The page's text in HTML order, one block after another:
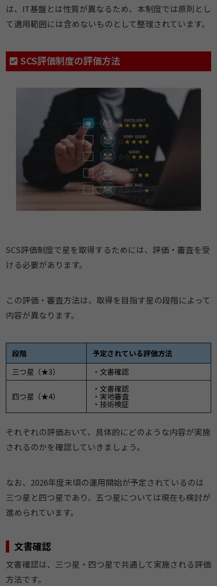
は、IT基盤とは性質が異なるため、本制度では原則とし
て適用範囲には含めないものとして整理されています。
SCS評価制度の評価方法
SCS評価制度で星を取得するためには、評価・審査を受
ける必要があります。
この評価・審査方法は、取得を目指す星の段階によって
内容が異なります。
段階
予定されている評価方法
三つ星（★3）
・文書確認
四つ星（★4）
・文書確認
・実地審査
・技術検証
それぞれの評価おいて、具体的にどのような内容が実施
されるのかを確認していきましょう。
なお、2026年度末頃の運用開始が予定されているのは
三つ星と四つ星であり、五つ星については現在も検討が
進められています。
文書確認
文書確認は、三つ星・四つ星で共通して実施される評価
方法です。